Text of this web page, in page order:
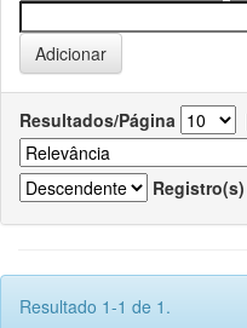
Resultados/Página
Registro(s)
Resultado 1-1 de 1.